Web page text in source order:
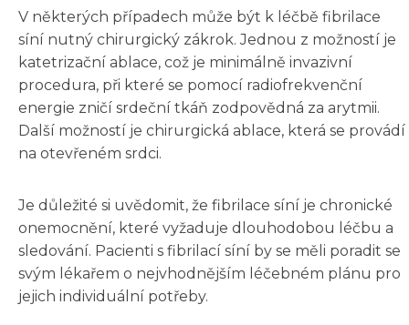
V některých případech může být k léčbě fibrilace
síní nutný chirurgický zákrok. Jednou z možností je
katetrizační ablace, což je minimálně invazivní
procedura, při které se pomocí radiofrekvenční
energie zničí srdeční tkáň zodpovědná za arytmii.
Další možností je chirurgická ablace, která se provádí
na otevřeném srdci.
Je důležité si uvědomit, že fibrilace síní je chronické
onemocnění, které vyžaduje dlouhodobou léčbu a
sledování. Pacienti s fibrilací síní by se měli poradit se
svým lékařem o nejvhodnějším léčebném plánu pro
jejich individuální potřeby.